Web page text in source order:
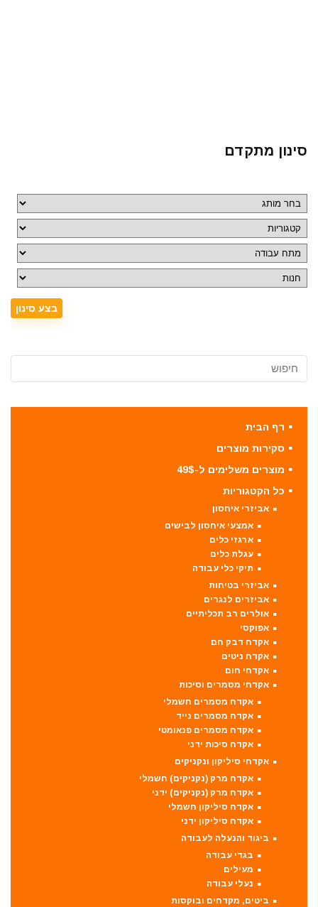
סינון מתקדם
דף הבית
סקירות מוצרים
מוצרים משלימים ל-49$
כל הקטגוריות
אביזרי איחסון
אמצעי איחסון לבישים
ארגזי כלים
עגלת כלים
תיקי כלי עבודה
אביזרי בטיחות
אביזרים לנגרים
אולרים רב תכליתיים
אפוקסי
אקדח דבק חם
אקדח ניטים
אקדחי חום
אקדחי מסמרים וסיכות
אקדח מסמרים חשמלי
אקדח מסמרים נייד
אקדח מסמרים פנאומטי
אקדח סיכות ידני
אקדחי סיליקון ונקניקים
אקדח מרק (נקניקים) חשמלי
אקדח מרק (נקניקים) ידני
אקדח סיליקון חשמלי
אקדח סיליקון ידני
ביגוד והנעלה לעבודה
בגדי עבודה
מעילים
נעלי עבודה
ביטים, מקדחים ובוקסות